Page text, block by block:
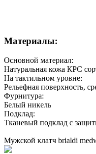
Материалы:
Основной материал:
Натуральная кожа КРС
На тактильном уровне:
Рельефная поверхность,
Фурнитура:
Белый никель
Подклад:
Тканевый подклад с
Мужской клатч brialdi